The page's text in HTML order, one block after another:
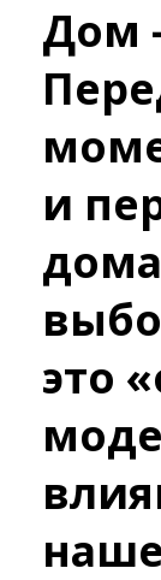
Дом
и
это